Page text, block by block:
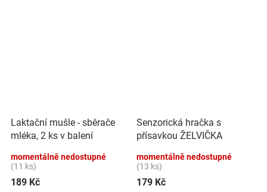
Laktační mušle - sběrače
mléka, 2 ks v balení
momentálně nedostupné
(11 ks)
189 Kč
Senzorická hračka s
přísavkou ŽELVIČKA
momentálně nedostupné
(13 ks)
179 Kč